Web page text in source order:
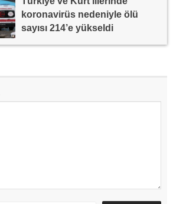
koronavirüs nedeniyle ölü
sayısı 214’e yükseldi